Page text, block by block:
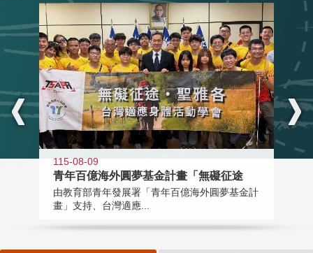
115-08-09
青年百億海外圓夢基金計畫「無礙征途
由教育部青年發展署「青年百億海外圓夢基金計
畫」支持、台灣適應...